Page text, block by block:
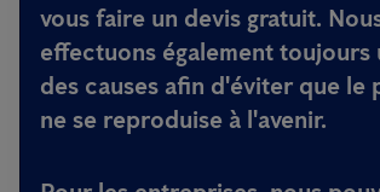
vous faire un devis gratuit.
effectuons également toujours
des causes afin d'éviter que le
ne se reproduise à l'avenir.